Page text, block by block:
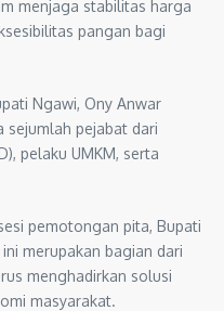
menjaga stabilitas harga
pangan bagi
Ngawi, Ony Anwar
sejumlah pejabat dari
pelaku UMKM, serta
pemotongan pita, Bupati
merupakan bagian dari
menghadirkan solusi
masyarakat.